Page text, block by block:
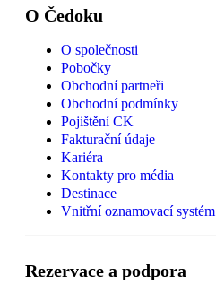
O Čedoku
O společnosti
Pobočky
Obchodní partneři
Obchodní podmínky
Pojištění CK
Fakturační údaje
Kariéra
Kontakty pro média
Destinace
Vnitřní oznamovací systém
Rezervace a podpora